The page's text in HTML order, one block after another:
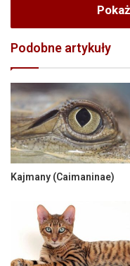
Podobne artykuły
Kajmany (Caimaninae)